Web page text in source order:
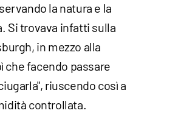
la natura e la
Si trovava infatti sulla
in mezzo alla
che facendo passare
riuscendo così a
controllata.